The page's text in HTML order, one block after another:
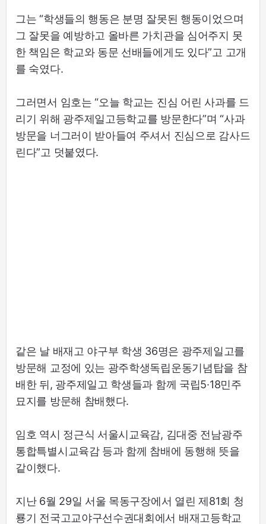
그는 “학생들의 행동은 분명 잘못된 행동이었으며
그 잘못을 예방하고 올바른 가치관을 심어주지 못
한 책임은 학교와 동문 선배들에게도 있다”고 고개
를 숙였다.
그러면서 임호는 “오늘 학교는 진심 어린 사과를 드
리기 위해 광주제일고등학교를 방문한다”며 “사과
방문을 너그러이 받아들여 주셔서 진심으로 감사드
린다”고 덧붙였다.
같은 날 배재고 야구부 학생 36명은 광주제일고를
방문해 교정에 있는 광주학생독립운동기념탑을 참
배한 뒤, 광주제일고 학생들과 함께 국립5·18민주
묘지를 방문해 참배했다.
임호 역시 정근식 서울시교육감, 김대중 전남광주
통합특별시교육감 등과 함께 참배에 동행해 뜻을
같이했다.
지난 6월 29일 서울 목동구장에서 열린 제81회 청
룡기 전국고교야구선수권대회에서 배재고등학교